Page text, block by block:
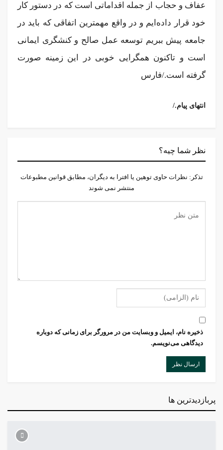
عفاف و حجاب از جمله اقداماتی است که در دستور کار
خود قرار داده‌ایم و در واقع مهمترین اتفاقی که باید در
جامعه پیش ببریم توسعه عمل صالح و کنشگری ایمانی
است و تاکنون همگرایی خوبی در این زمینه صورت
گرفته است./فارس
/.انتهای پیام
نظر شما چیه؟
تذكر: نظرات حاوی توهين يا افترا به ديگران، مطابق قوانين مطبوعات
منتشر نمی شوند
ذخیره نام، ایمیل و وبسایت من در مرورگر برای زمانی که دوباره
دیدگاهی می‌نویسم.
پربازدیدترین ها